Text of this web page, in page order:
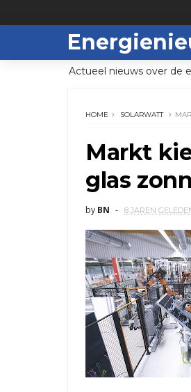
Actueel nieuws over de
HOME SOLARWATT
Markt
glas
by BN 8 JAREN